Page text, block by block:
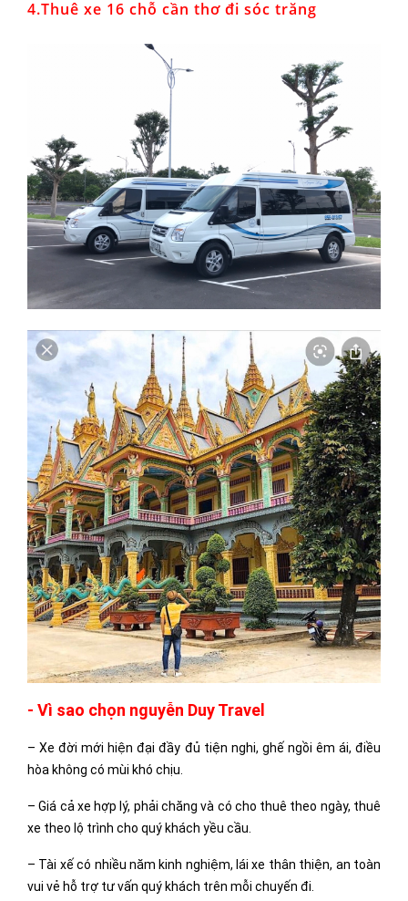
4.Thuê xe 16 chỗ cần thơ đi sóc trăng
- Vì sao chọn nguyễn Duy Travel
– Xe đời mới hiện đại đầy đủ tiện nghi, ghế ngồi êm ái, điều
hòa không có mùi khó chịu.
– Giá cả xe hợp lý, phải chăng và có cho thuê theo ngày, thuê
xe theo lộ trình cho quý khách yều cầu.
– Tài xế có nhiều năm kinh nghiệm, lái xe thân thiện, an toàn
vui vẻ hỗ trợ tư vấn quý khách trên mỗi chuyến đi.